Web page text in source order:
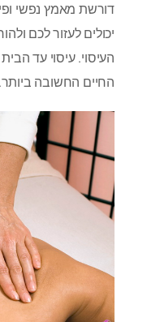
דורשת מאמץ נפשי
יכולים לעזור לכם
העיסוי. עיסוי עד
החיים החשובה ביותר.